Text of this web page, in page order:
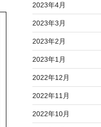
2023年4月
2023年3月
2023年2月
2023年1月
2022年12月
2022年11月
2022年10月